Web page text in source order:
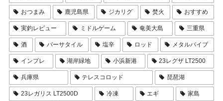
おつまみ 鹿児島県 ジカリグ 焚火 おすすめ
実釣レビュー ミドルゲーム 奄美大島 三重県
酒 バーサタイル 塩辛 ロッド メタルバイブ
インプレ 湖岸緑地 小浜新港 23レグザ LT2500
兵庫県 テレスコロッド 琵琶湖
23レガリス LT2500D 冷凍 エギ 家島